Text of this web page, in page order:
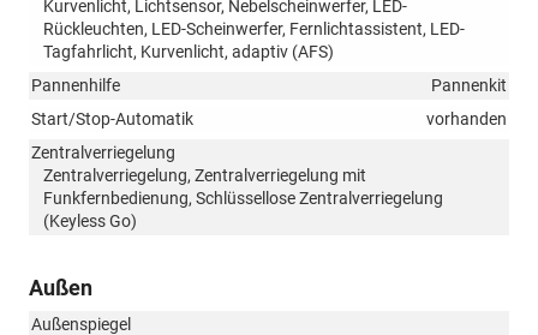
Kurvenlicht, Lichtsensor, Nebelscheinwerfer, LED-
Rückleuchten, LED-Scheinwerfer, Fernlichtassistent, LED-
Tagfahrlicht, Kurvenlicht, adaptiv (AFS)
Pannenhilfe
Pannenkit
Start/Stop-Automatik
vorhanden
Zentralverriegelung
Zentralverriegelung, Zentralverriegelung mit
Funkfernbedienung, Schlüssellose Zentralverriegelung
(Keyless Go)
Außen
Außenspiegel